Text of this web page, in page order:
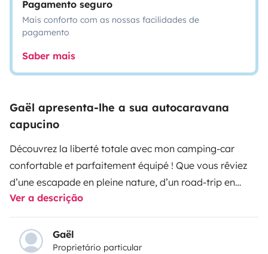
Pagamento seguro
Mais conforto com as nossas facilidades de
pagamento
Saber mais
Gaël apresenta-lhe a sua autocaravana
capucino
Découvrez la liberté totale avec mon camping-car
confortable et parfaitement équipé ! Que vous rêviez
d’une escapade en pleine nature, d’un road-trip en
famille ou d’un week-end improvisé, ce véhicule vous
offre tout le confort d’une maison sur roues.Profitez
d’un espace cuisine équipé d'un évier d'un four, un
micro-ondes, cafetière Tassimo, 3 feux gaz,
Ver a descrição
Gaël
Proprietário particular